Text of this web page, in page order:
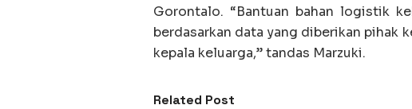
Gorontalo. “Bantuan bahan logistik
berdasarkan data yang diberikan pihak
kepala keluarga,” tandas Marzuki.
Related Post